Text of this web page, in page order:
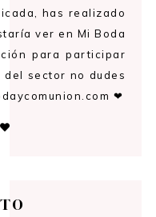
has realizado
ver en Mi Boda
para participar
del sector no dudes
❤